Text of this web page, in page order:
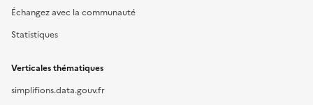
Échangez avec la communauté
Statistiques
Verticales thématiques
simplifions.data.gouv.fr